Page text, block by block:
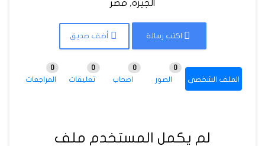
الجيزة, مصر
اكتب رسالة أضف صديق
الملف الشخصي الصور
0
اصحاب
0
تعليقات
0
المراجعات
0
لم يكمل المستخدم ملف